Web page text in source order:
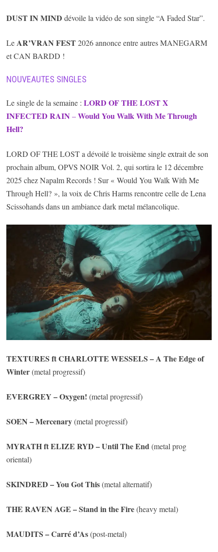
DUST IN MIND dévoile la vidéo de son single “A Faded Star”.
Le AR’VRAN FEST2026 annonce entre autres MANEGARM
et CAN BARDD !
NOUVEAUTES SINGLES
Le single de la semaine :LORD OF THE LOST X
INFECTED RAIN –Would You Walk With Me Through
Hell?
LORD OF THE LOST a dévoilé le troisième single extrait de son
prochain album, OPVS NOIR Vol. 2, qui sortira le 12 décembre
2025 chez Napalm Records ! Sur « Would You Walk With Me
Through Hell? », la voix de Chris Harms rencontre celle de Lena
Scissohands dans un ambiance dark metal mélancolique.
TEXTURES ftCHARLOTTE WESSELS – A The Edge of
Winter(metal progressif)
EVERGREY – Oxygen! (metal progressif)
SOEN – Mercenary(metal progressif)
MYRATHftELIZE RYD – Until The End(metal prog
oriental)
SKINDRED – You Got This(metal alternatif)
THE RAVEN AGE– Stand in the Fire(heavy metal)
MAUDITS– Carré d’As(post-metal)